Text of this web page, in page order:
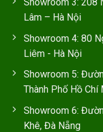
Lâm – Hà Nội
Showroom 4: 80
Liêm - Hà Nội
Showroom 5:
Thành Phố Hồ Chí
Showroom 6:
Khê, Đà Nẵng